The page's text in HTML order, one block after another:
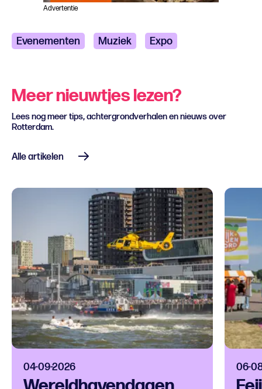
Advertentie
Evenementen Muziek Expo
Meer nieuwtjes lezen?
Lees nog meer tips, achtergrondverhalen en nieuws over
Rotterdam.
Alle artikelen
04-09-2026 06-